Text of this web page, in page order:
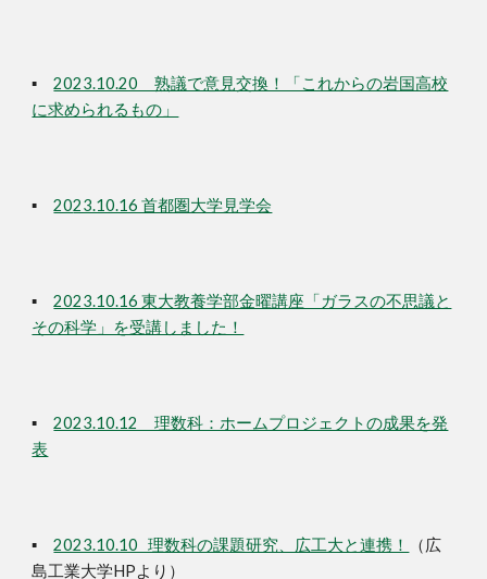
▪2023.10.20 熟議で意見交換！「これからの岩国高校
に求められるもの」
▪2023.10.16 首都圏大学見学会
▪2023.10.16 東大教養学部金曜講座「ガラスの不思議と
その科学」を受講しました！
▪2023.10.12 理数科：ホームプロジェクトの成果を発
表
▪2023.10.10 理数科の課題研究、広工大と連携！
（広
島工業大学HPより）